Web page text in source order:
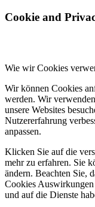
Cookie and
Wie wir Cookies
Wir können Cookies
werden. Wir
unsere Websites
Nutzererfahrung
anpassen.
Klicken Sie auf die
mehr zu erfahren. Sie
ändern. Beachten Sie,
Cookies
und auf die Dienste